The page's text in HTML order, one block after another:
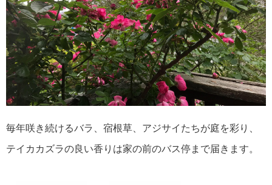
毎年咲き続けるバラ、宿根草、アジサイたちが庭を彩り、
テイカカズラの良い香りは家の前のバス停まで届きます。